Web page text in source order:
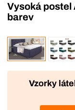
Vysoká postel Atlanta 120x200 cm - výběr
barev
VÝROBA
Vzorky